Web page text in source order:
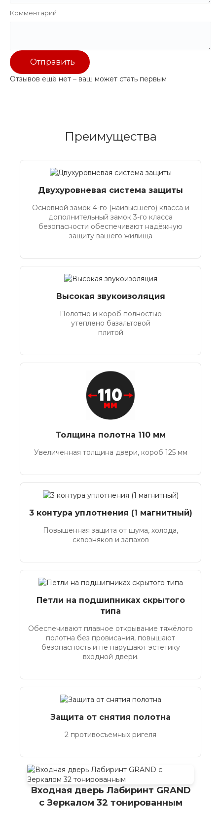
Комментарий
Отправить
Отзывов ещё нет – ваш может стать первым
Преимущества
Двухуровневая система защиты
Основной замок 4-го (наивысшего) класса и
дополнительный замок 3-го класса
безопасности обеспечивают надёжную
защиту вашего жилища
Высокая звукоизоляция
Полотно и короб полностью
утеплено базальтовой
плитой
Толщина полотна 110 мм
Увеличенная толщина двери, короб 125 мм
3 контура уплотнения (1 магнитный)
Повышенная защита от шума, холода,
сквозняков и запахов
Петли на подшипниках скрытого
типа
Обеспечивают плавное открывание тяжёлого
полотна без провисания, повышают
безопасность и не нарушают эстетику
входной двери.
Защита от снятия полотна
2 противосъемных ригеля
Входная дверь Лабиринт GRAND
с Зеркалом 32 тонированным